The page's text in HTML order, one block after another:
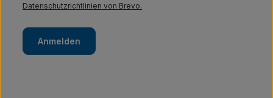
Datenschutzrichtlinien von Brevo.
Anmelden